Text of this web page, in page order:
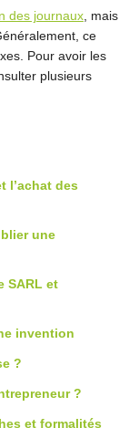
des journaux, mais
ce
Pour avoir les
plusieurs
l’achat des
une
SARL et
invention
?
?
et formalités